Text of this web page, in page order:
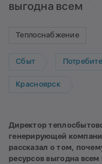
выгодна всем
Теплоснабжение
Сбыт
Красноярск
Директор
генерирующей
рассказал о том,
ресурсов выгодна